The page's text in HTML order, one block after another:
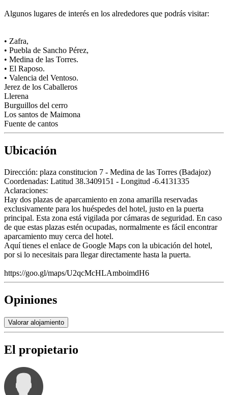
Algunos lugares de interés en los alrededores que podrás visitar:
• Zafra,
• Puebla de Sancho Pérez,
• Medina de las Torres.
• El Raposo.
• Valencia del Ventoso.
Jerez de los Caballeros
Llerena
Burguillos del cerro
Los santos de Maimona
Fuente de cantos
Ubicación
Dirección: plaza constitucion 7 - Medina de las Torres (Badajoz)
Coordenadas: Latitud 38.3409151 - Longitud -6.4131335
Aclaraciones:
Hay dos plazas de aparcamiento en zona amarilla reservadas
exclusivamente para los huéspedes del hotel, justo en la puerta
principal. Esta zona está vigilada por cámaras de seguridad. En caso
de que estas plazas estén ocupadas, normalmente es fácil encontrar
aparcamiento muy cerca del hotel.
Aquí tienes el enlace de Google Maps con la ubicación del hotel,
por si lo necesitais para llegar directamente hasta la puerta.
https://goo.gl/maps/U2qcMcHLAmboimdH6
Opiniones
Valorar alojamiento
El propietario